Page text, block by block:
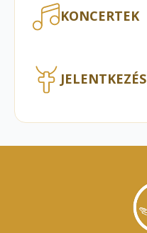
KONCERTEK
JELENTKEZÉS